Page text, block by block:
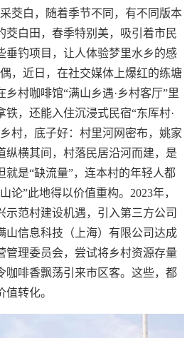
茭白，随着季节不同，有不同版本
茭白田，春季特别美，吸引着市民
垂钓项目，让人体验梦里水乡的感
，近日，在社交媒体上爆红的练塘
村咖啡馆“满山乡遇·乡村客厅”里
，还能入住沉浸式民宿“东厍村·
村，底子好：村里河网密布，姚家
纵横其间，村落民居沿河而建，是
就是“缺流量”，连本村的年轻人都
论”此地得以价值重构。2023年，
示范村建设机遇，引入第三方公司
山信息科技（上海）有限公司达成
管理委员会，尝试将乡村资源存量
咖啡香飘荡引来市区客。这些，都
转化。